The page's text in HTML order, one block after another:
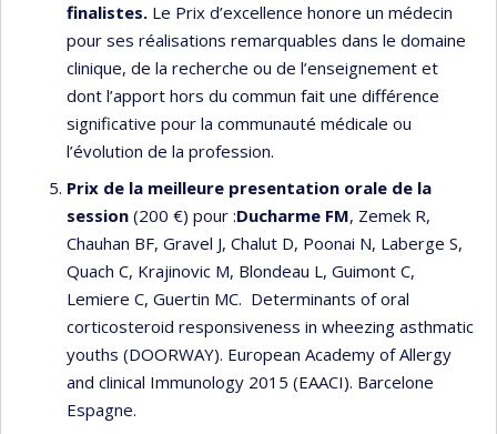
finalistes. Le Prix d’excellence honore un médecin
pour ses réalisations remarquables dans le domaine
clinique, de la recherche ou de l’enseignement et
dont l’apport hors du commun fait une différence
significative pour la communauté médicale ou
l’évolution de la profession.
Prix de la meilleure presentation orale de la
session (200 €) pour :Ducharme FM, Zemek R,
Chauhan BF, Gravel J, Chalut D, Poonai N, Laberge S,
Quach C, Krajinovic M, Blondeau L, Guimont C,
Lemiere C, Guertin MC. Determinants of oral
corticosteroid responsiveness in wheezing asthmatic
youths (DOORWAY). European Academy of Allergy
and clinical Immunology 2015 (EAACI). Barcelone
Espagne.